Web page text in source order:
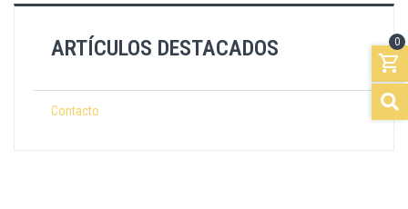
0
ARTÍCULOS DESTACADOS
Contacto